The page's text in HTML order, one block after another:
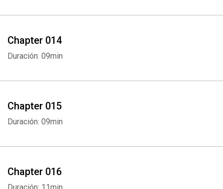
Chapter 014
Duración: 09min
Chapter 015
Duración: 09min
Chapter 016
Whatsapp Facebook Twitter E-mail